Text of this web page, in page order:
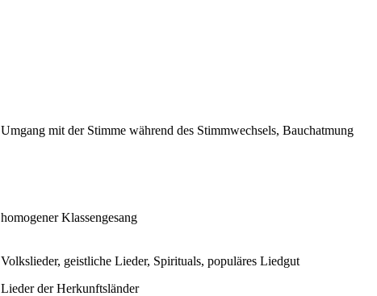
Umgang mit der Stimme während des Stimmwechsels, Bauchatmung
homogener Klassengesang
Volkslieder, geistliche Lieder, Spirituals, populäres Liedgut
Lieder der Herkunftsländer